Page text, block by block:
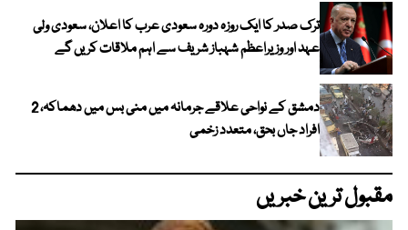
ترک صدر کا ایک روزہ دورہ سعودی عرب کا اعلان، سعودی ولی
عہد اور وزیراعظم شہباز شریف سے اہم ملاقات کریں گے
دمشق کے نواحی علاقے جرمانہ میں منی بس میں دھماکہ، 2
افراد جاں بحق، متعدد زخمی
مقبول ترین خبریں